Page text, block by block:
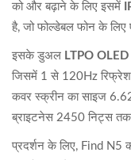
को और बढ़ाने के लिए इसमें
है, जो फोल्डेबल फोन के लिए
इसके डुअल LTPO OLED
जिसमें 1 से 120Hz
कवर स्क्रीन का साइज
ब्राइटनेस 2450 निट्स
प्रदर्शन के लिए, Find N5